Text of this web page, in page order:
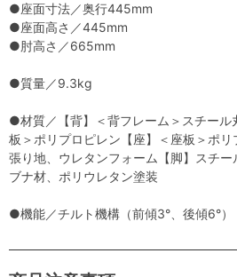
●座面寸法／奥行445mm
●座面高さ／445mm
●肘高さ／665mm
●質量／9.3kg
●材質／【背】＜背フレーム＞スチール
板＞ポリプロピレン【座】＜座板＞ポリ
張り地、ウレタンフォーム【脚】スチー
ブナ材、ポリウレタン塗装
●機能／チルト機構（前傾3°、後傾6°）